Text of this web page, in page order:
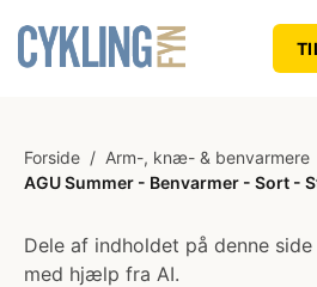
Forside / Arm-, knæ- & benvarmere
AGU Summer - Benvarmer - Sort -
Dele af indholdet på denne
med hjælp fra AI.